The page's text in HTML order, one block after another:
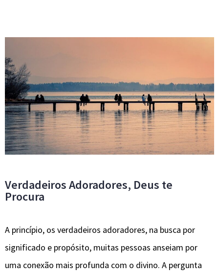
Verdadeiros Adoradores, Deus te
Procura
A princípio, os verdadeiros adoradores, na busca por
significado e propósito, muitas pessoas anseiam por
uma conexão mais profunda com o divino. A pergunta